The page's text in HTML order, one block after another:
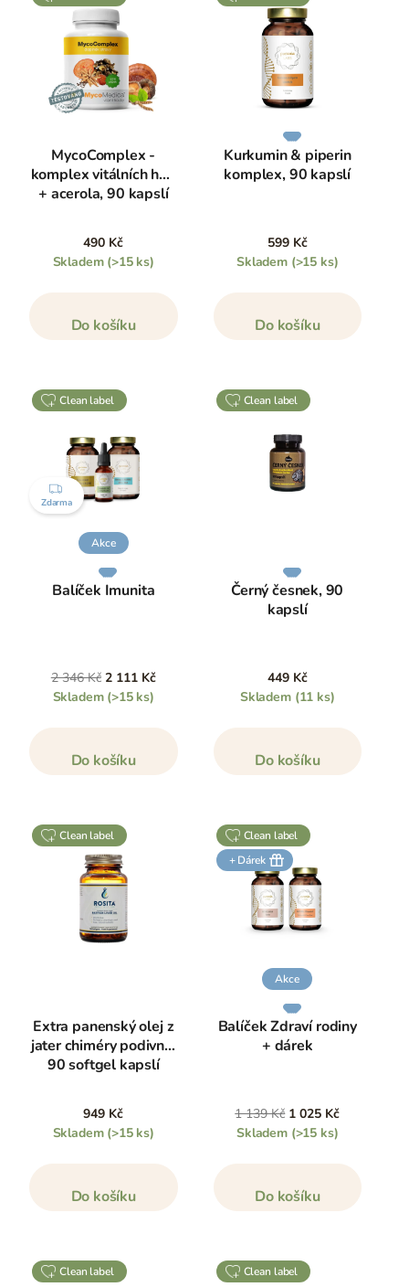
MycoComplex -
komplex vitálních hub
+ acerola, 90 kapslí
490 Kč
Skladem (>15 ks)
Do košíku
Kurkumin & piperin
komplex, 90 kapslí
599 Kč
Skladem (>15 ks)
Do košíku
clean label
ZDARMA
Zdarma
Akce
Balíček Imunita
2 346 Kč 2 111 Kč
Skladem (>15 ks)
Do košíku
clean label
Černý česnek, 90
kapslí
449 Kč
Skladem (11 ks)
Do košíku
clean label
Extra panenský olej z
jater chiméry podivné,
90 softgel kapslí
949 Kč
Skladem (>15 ks)
Do košíku
clean label
+ Dárek
Akce
Balíček Zdraví rodiny
+ dárek
1 139 Kč 1 025 Kč
Skladem (>15 ks)
Do košíku
clean label clean label